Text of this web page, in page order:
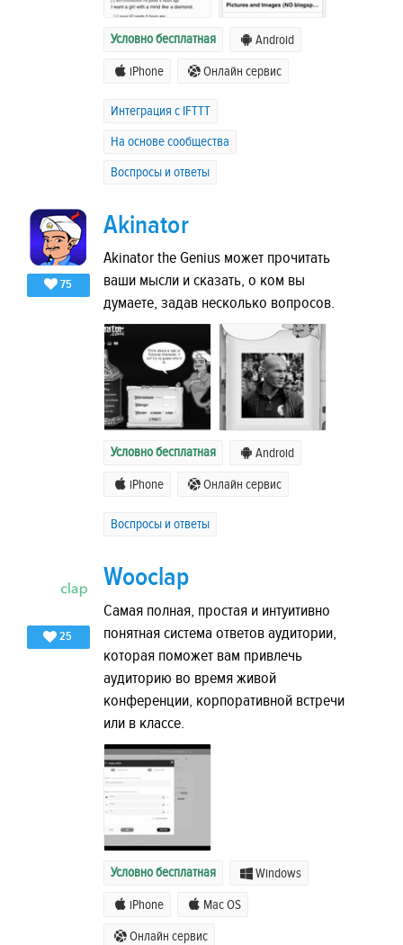
Условно бесплатная Android
iPhone Онлайн сервис
Интеграция с IFTTT
На основе сообщества
Воспросы и ответы
75
Akinator
Akinator the Genius может прочитать
ваши мысли и сказать, о ком вы
думаете, задав несколько вопросов.
Условно бесплатная Android
iPhone Онлайн сервис
Воспросы и ответы
25
Wooclap
Самая полная, простая и интуитивно
понятная система ответов аудитории,
которая поможет вам привлечь
аудиторию во время живой
конференции, корпоративной встречи
или в классе.
Условно бесплатная Windows
iPhone Mac OS
Онлайн сервис